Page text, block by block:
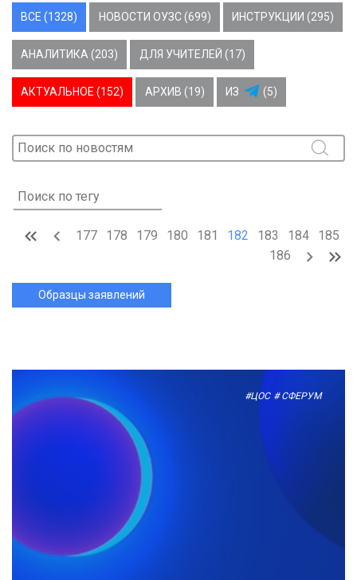
ВСЕ (1328) НОВОСТИ ОУЗС (699) ИНСТРУКЦИИ (295)
АНАЛИТИКА (203) ДЛЯ УЧИТЕЛЕЙ (17)
АКТУАЛЬНОЕ (152) АРХИВ (19) ИЗ (5)
177 178 179 180 181 182 183 184
185
186
Образцы заявлений
#ЦОС # СФЕРУМ